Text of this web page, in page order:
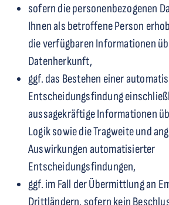
sofern die personenbezogenen
Ihnen als betroffene Person
die verfügbaren Informationen
Datenherkunft,
ggf. das Bestehen einer
Entscheidungsfindung
aussagekräftige Informationen
Logik sowie die Tragweite und
Auswirkungen automatisierter
Entscheidungsfindungen,
ggf. im Fall der Übermittlung an
Drittländern, sofern kein